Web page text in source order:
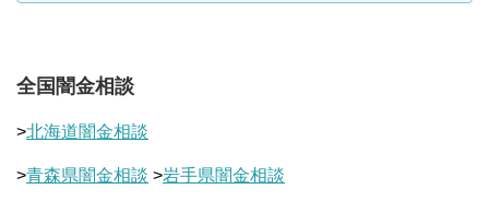
全国闇金相談
>北海道闇金相談
>青森県闇金相談 >岩手県闇金相談